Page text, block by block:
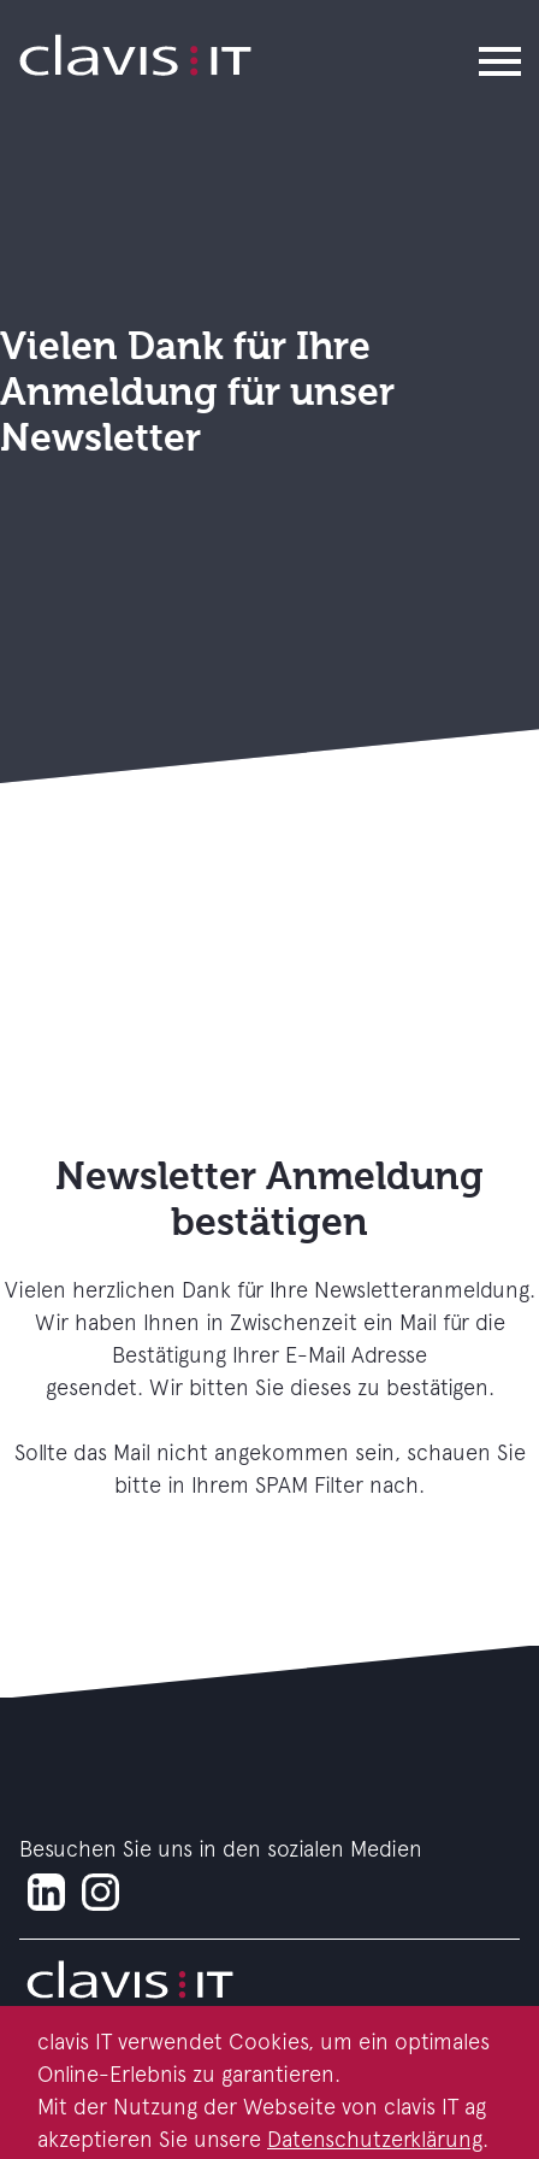
Vielen Dank für Ihre
Anmeldung für unser
Newsletter
Newsletter Anmeldung
bestätigen
Vielen herzlichen Dank für Ihre Newsletteranmeldung.
Wir haben Ihnen in Zwischenzeit ein Mail für die
Bestätigung Ihrer E-Mail Adresse
gesendet. Wir bitten Sie dieses zu bestätigen.
Sollte das Mail nicht angekommen sein, schauen Sie
bitte in Ihrem SPAM Filter nach.
Besuchen Sie uns in den sozialen Medien
Impressum
Datenschutz
Kontakt
clavis IT verwendet Cookies, um ein optimales
Online-Erlebnis zu garantieren.
Mit der Nutzung der Webseite von clavis IT ag
akzeptieren Sie unsere Datenschutzerklärung.